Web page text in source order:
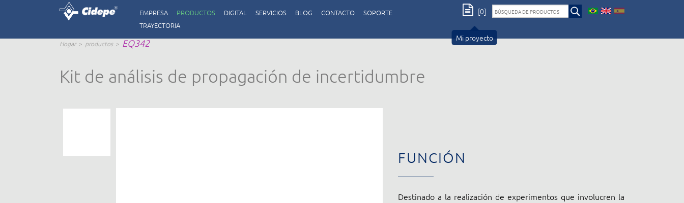
EMPRESA PRODUCTOS DIGITAL SERVICIOS BLOG CONTACTO
SOPORTE
TRAYECTORIA
Mi proyecto
[0]
Hogar productos EQ342
Kit de análisis de propagación de incertidumbre
FUNCIÓN
Destinado a la realización de experimentos que involucren la